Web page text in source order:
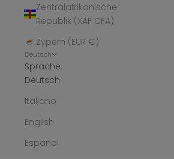
Zentralafrikanische
Republik (XAF CFA)
Zypern (EUR €)
Deutsch
Sprache
Deutsch
Italiano
English
Español